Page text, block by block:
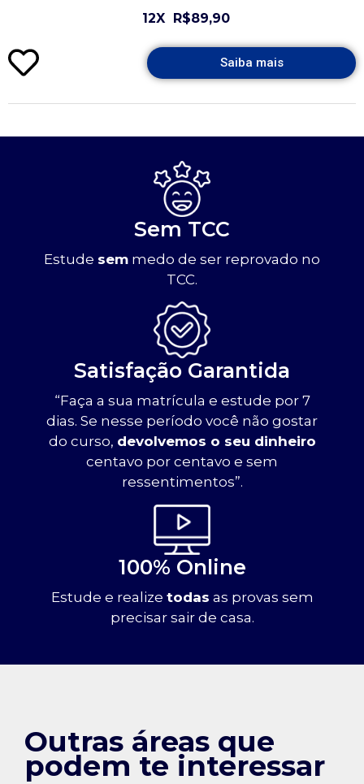
12X R$89,90
Saiba mais
Sem TCC
Estude sem medo de ser reprovado no
TCC.
Satisfação Garantida
“Faça a sua matrícula e estude por 7
dias. Se nesse período você não gostar
do curso, devolvemos o seu dinheiro
centavo por centavo e sem
ressentimentos”.
100% Online
Estude e realize todas as provas sem
precisar sair de casa.
Outras áreas que
podem te interessar